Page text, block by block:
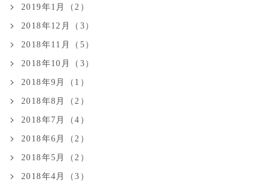
2019年1月（2）
2018年12月（3）
2018年11月（5）
2018年10月（3）
2018年9月（1）
2018年8月（2）
2018年7月（4）
2018年6月（2）
2018年5月（2）
2018年4月（3）